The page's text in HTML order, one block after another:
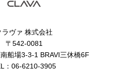
ラヴァ 株式会社
〒542-0081
船場3-3-1 BRAVI三休橋6F
：06-6210-3905